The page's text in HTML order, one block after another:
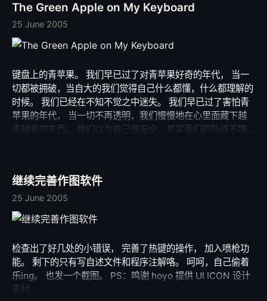
们的爱一直成长 不停付出不再隐藏 属于我们的挫折希望 像露
水滋润花朵绽放 就是这种光亮小小的 却能够为人指引方向 就
是这种爱呀淡淡的 却能够给人无限希望 多美的诗呀，特别有
我最喜欢的一句： “我的心是一片海洋，可以温柔却有力量。”
灯光，又再慢慢步入夜色中。 平凡，却又扣人心弦。
The Green Apple on My Keyboard
25 June 2005
键盘上的青苹果。 我们早已过了对青苹果好奇的年代， 当一
切都被拥破，当自大的我们觉得自己什么都懂，什么都理解的
时候。 我们已经在不知不觉之中迷失。 我们早已过了害怕青
苹果的年代， 当一切不再透明，我们慢慢地在心里面藏下越
来越多的东西。 我们以为自己很安全，其实我们的防线不堪
年代。 青苹果，正慢慢成长，却丢失了原本的青嫩与朦胧。
我们已不能感受，那种青嫩与朦胧， 那种包裹得严严实实，
含情脉脉的美。
继续完善作图软件
25 June 2005
检查出了好几处的小错误， 完善了热键的操作， 加入喷枪功
能。 剩下的只有写自述文件和程序注解咯。 呵呵，自己偷着
乐ing。 也发一个截图。 PS：鸣谢 hoyo 提供 UI ICON 设计
素材。